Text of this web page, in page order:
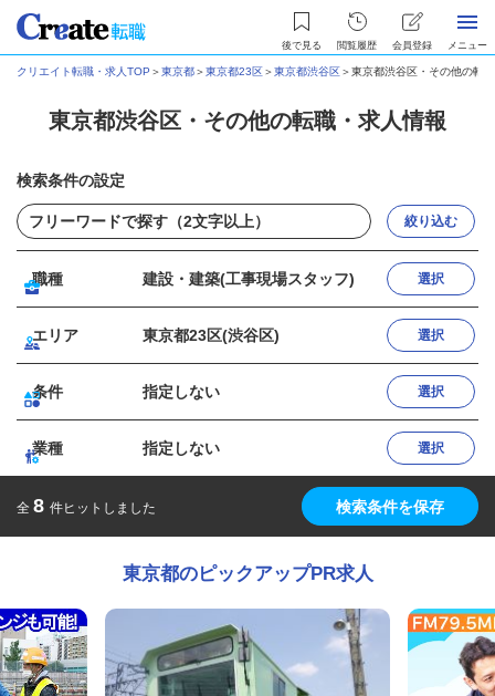
後で見る 閲覧履歴 会員登録 メニュー
クリエイト転職・求人TOP ＞東京都＞東京都23区＞東京都渋谷区＞東京都渋谷区・その他の転
東京都渋谷区・その他の転職・求人情報
検索条件の設定
絞り込む
職種 建設・建築(工事現場スタッフ) 選択
エリア 東京都23区(渋谷区) 選択
条件 指定しない 選択
業種 指定しない 選択
全 8 件ヒットしました 検索条件を保存
東京都のピックアップPR求人